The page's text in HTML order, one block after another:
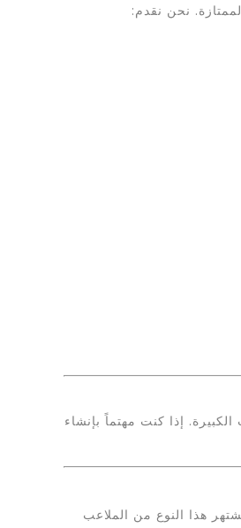
نحن نقدم:
إذا كنت مهتماً بإنشاء
هذا النوع من الملاعب